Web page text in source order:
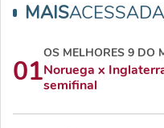
MAIS
01
OS MELHORES 9 DO
Noruega x
semifinal